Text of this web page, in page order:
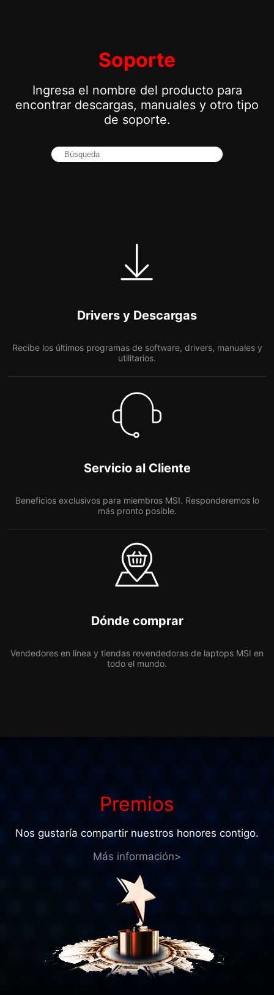
Soporte
Ingresa el nombre del producto para
encontrar descargas, manuales y otro tipo
de soporte.
Drivers y Descargas
Recibe los últimos programas de software, drivers, manuales y
utilitarios.
Servicio al Cliente
Beneficios exclusivos para miembros MSI. Responderemos lo
más pronto posible.
Dónde comprar
Vendedores en línea y tiendas revendedoras de laptops MSI en
todo el mundo.
Premios
Nos gustaría compartir nuestros honores contigo.
Más información>